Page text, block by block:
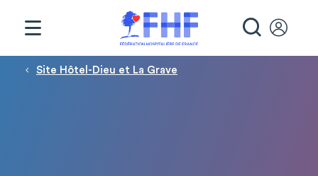
Fil d'Ariane
Site Hôtel-Dieu et La Grave
Panneau de gestion des cookies